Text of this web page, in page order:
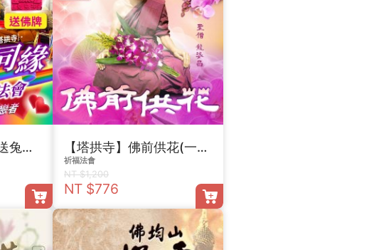
幸福同緣法會_2場送兔兒神佛牌 【塔拱寺】佛前供花(一對)
祈福法會
NT $1,200
NT $776